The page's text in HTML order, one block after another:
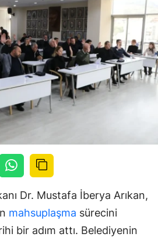
Dr. Mustafa İberya Arıkan,
mahsuplaşma sürecini
bir adım attı. Belediyenin